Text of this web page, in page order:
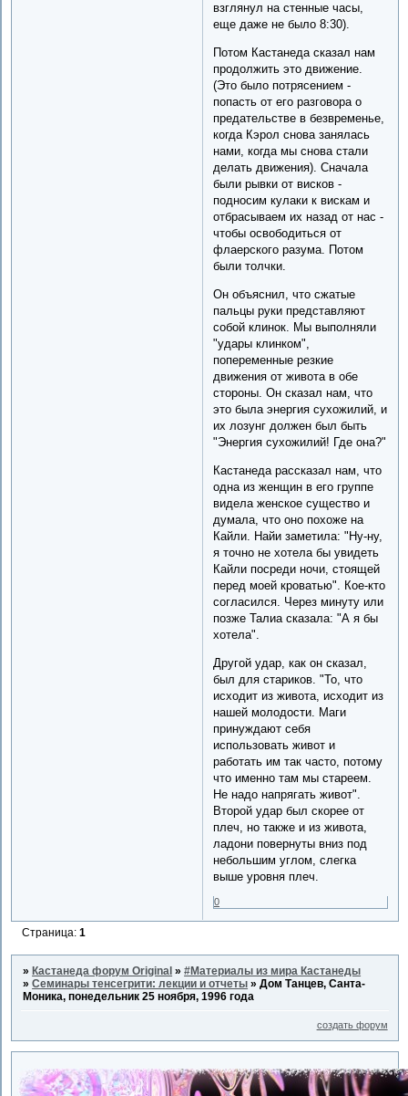
взглянул на стенные часы,
еще даже не было 8:30).
Потом Кастанеда сказал нам
продолжить это движение.
(Это было потрясением -
попасть от его разговора о
предательстве в безвременье,
когда Кэрол снова занялась
нами, когда мы снова стали
делать движения). Сначала
были рывки от висков -
подносим кулаки к вискам и
отбрасываем их назад от нас -
чтобы освободиться от
флаерского разума. Потом
были толчки.
Он объяснил, что сжатые
пальцы руки представляют
собой клинок. Мы выполняли
"удары клинком",
попеременные резкие
движения от живота в обе
стороны. Он сказал нам, что
это была энергия сухожилий, и
их лозунг должен был быть
"Энергия сухожилий! Где она?"
Кастанеда рассказал нам, что
одна из женщин в его группе
видела женское существо и
думала, что оно похоже на
Кайли. Найи заметила: "Ну-ну,
я точно не хотела бы увидеть
Кайли посреди ночи, стоящей
перед моей кроватью". Кое-кто
согласился. Через минуту или
позже Талиа сказала: "А я бы
хотела".
Другой удар, как он сказал,
был для стариков. "То, что
исходит из живота, исходит из
нашей молодости. Маги
принуждают себя
использовать живот и
работать им так часто, потому
что именно там мы стареем.
Не надо напрягать живот".
Второй удар был скорее от
плеч, но также и из живота,
ладони повернуты вниз под
небольшим углом, слегка
выше уровня плеч.
0
Страница:1
»Кастанеда форум Original »#Материалы из мира Кастанеды
»Семинары тенсегрити: лекции и отчеты »Дом Танцев, Санта-
Моника, понедельник 25 ноября, 1996 года
создать форум